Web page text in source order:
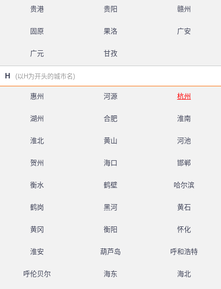
贵港 贵阳 赣州
固原 果洛 广安
广元 甘孜
H (以H为开头的城市名)
惠州 河源 杭州
湖州 合肥 淮南
淮北 黄山 河池
贺州 海口 邯郸
衡水 鹤壁 哈尔滨
鹤岗 黑河 黄石
黄冈 衡阳 怀化
淮安 葫芦岛 呼和浩特
呼伦贝尔 海东 海北